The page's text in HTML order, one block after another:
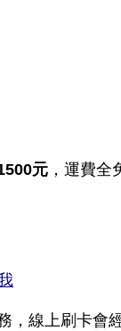
元 ，運費全
，線上刷卡會